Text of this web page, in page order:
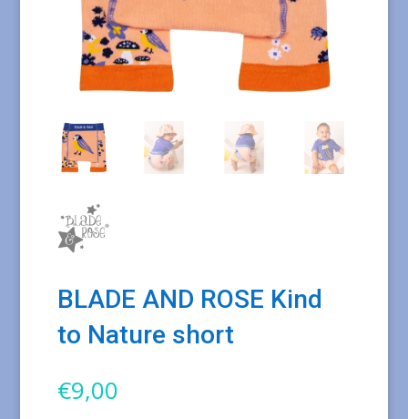
BLADE AND ROSE Kind
to Nature short
€9,00